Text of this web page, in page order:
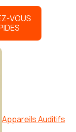
VOUS
Appareils Auditifs